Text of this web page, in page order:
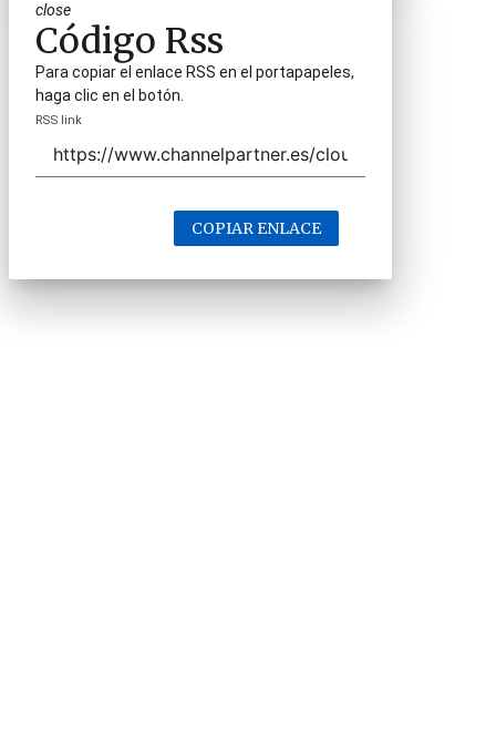
close
Código Rss
Para copiar el enlace RSS en el portapapeles,
haga clic en el botón.
RSS link
COPIAR ENLACE